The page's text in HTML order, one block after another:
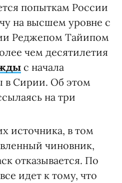
попыткам России
на высшем уровне с
Реджепом Тайипом
чем десятилетия
с начала
в Сирии. Об этом
на три
источника, в том
чиновник,
отказывается. По
идет к тому, что